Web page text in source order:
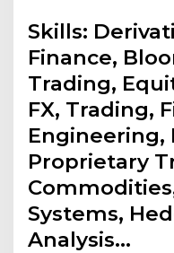
Skills:
Finance,
Trading,
FX, Trading,
Engineering,
Proprietary
Systems,
Analysis…